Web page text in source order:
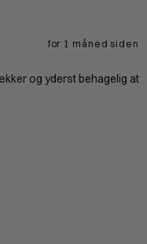
for 1 måned siden
og yderst behagelig at